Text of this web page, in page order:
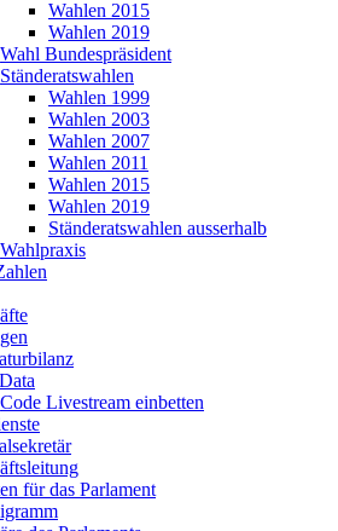
Wahlen 2015
Wahlen 2019
Wahl Bundespräsident
Ständeratswahlen
Wahlen 1999
Wahlen 2003
Wahlen 2007
Wahlen 2011
Wahlen 2015
Wahlen 2019
Ständeratswahlen ausserhalb
Wahlpraxis
Code Livestream einbetten
für das Parlament